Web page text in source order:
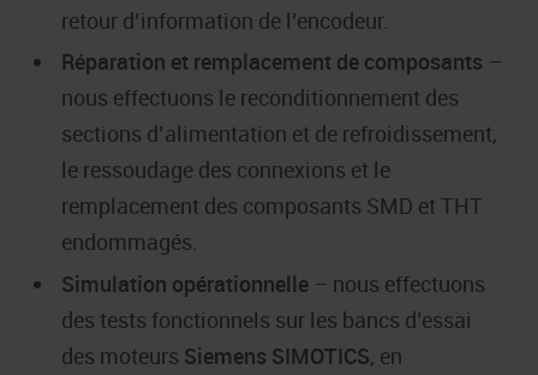
retour d’information de l’encodeur.
Réparation et remplacement de composants –
nous effectuons le reconditionnement des
sections d’alimentation et de refroidissement,
le ressoudage des connexions et le
remplacement des composants SMD et THT
endommagés.
Simulation opérationnelle – nous effectuons
des tests fonctionnels sur les bancs d’essai
des moteurs Siemens SIMOTICS, en